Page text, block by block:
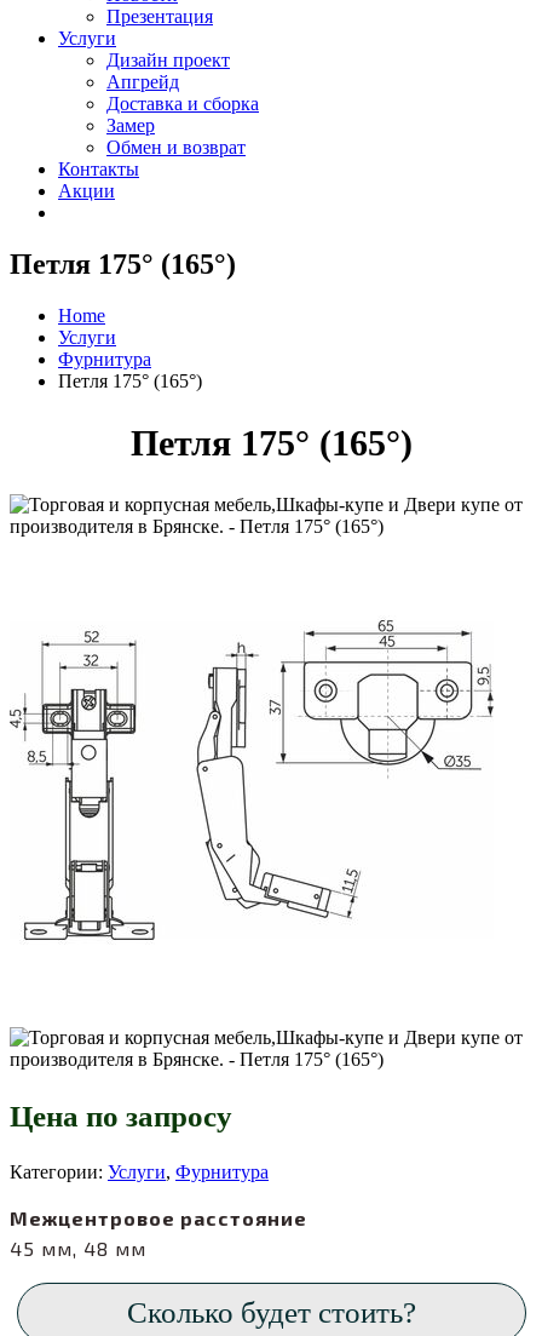
Презентация
Услуги
Дизайн проект
Апгрейд
Доставка и сборка
Замер
Обмен и возврат
Контакты
Акции
Петля 175° (165°)
Home
Услуги
Фурнитура
Петля 175° (165°)
Петля 175° (165°)
Цена по запросу
Категории: Услуги, Фурнитура
Межцентровое расстояние
45 мм, 48 мм
Сколько будет стоить?